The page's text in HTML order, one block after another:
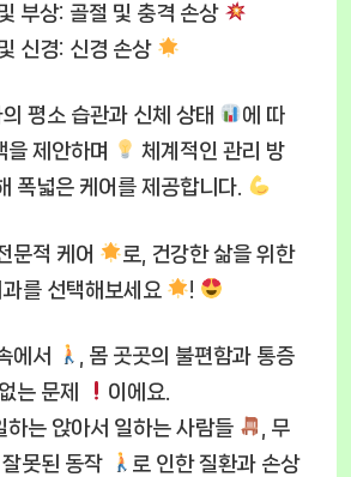
부상: 골절 및 충격 손상
신경: 신경 손상
평소 습관과 신체 상태
에 따
을 제안하며
체계적인 관리 방
폭넓은 케어를 제공합니다.
문적 케어
로, 건강한 삶을 위한
를 선택해보세요
!
에서
, 몸 곳곳의 불편함과 통증
는 문제
이에요.
하는 앉아서 일하는 사람들
, 무
, 잘못된 동작
로 인한 질환과 손상